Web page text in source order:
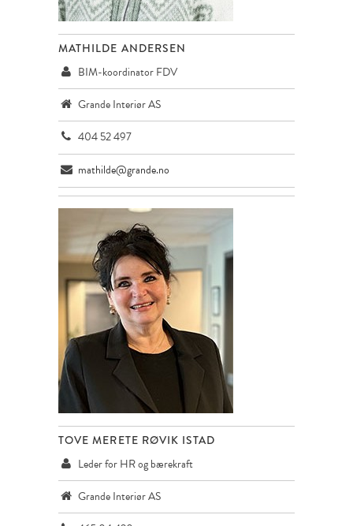
MATHILDE ANDERSEN
BIM-koordinator FDV
Grande Interiør AS
404 52 497
mathilde@grande.no
TOVE MERETE RØVIK ISTAD
Leder for HR og bærekraft
Grande Interiør AS